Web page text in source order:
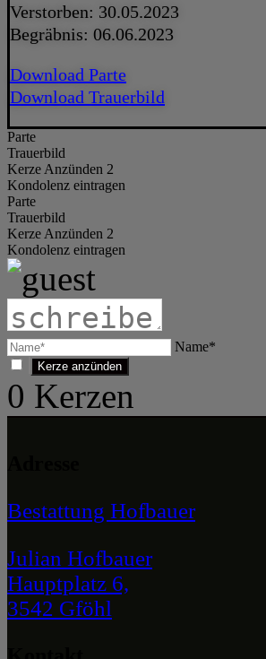
Verstorben: 30.05.2023
Begräbnis: 06.06.2023
Download Parte
Download Trauerbild
Parte
Trauerbild
Kerze Anzünden 2
Kondolenz eintragen
Parte
Trauerbild
Kerze Anzünden 2
Kondolenz eintragen
Name*
0 Kerzen
Bestattung Hofbauer
Julian Hofbauer
Hauptplatz 6,
3542 Gföhl